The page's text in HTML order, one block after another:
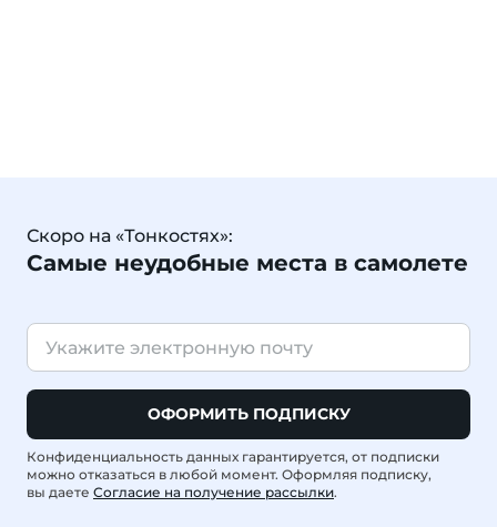
Скоро на «Тонкостях»:
Самые неудобные места в самолете
ОФОРМИТЬ ПОДПИСКУ
Конфиденциальность данных гарантируется, от подписки
можно отказаться в любой момент. Оформляя подписку,
вы даете Согласие на получение рассылки.